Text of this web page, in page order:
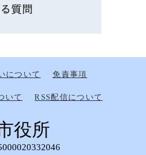
について 免責事項
いて RSS配信について
役所